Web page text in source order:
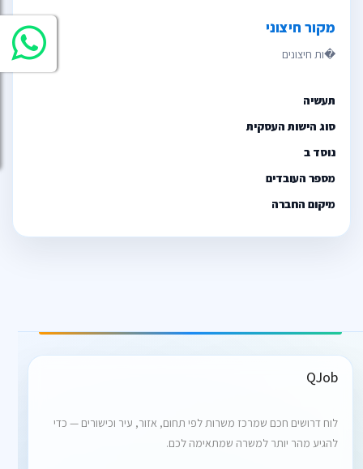
מקור חיצוני
תעשיה
סוג הישות העסקית
נוסד ב
מספר העובדים
מיקום החברה
QJob
לוח דרושים חכם שמרכז משרות לפי תחום, אזור, עיר וכישורים — כדי
להגיע מהר יותר למשרה שמתאימה לכם.